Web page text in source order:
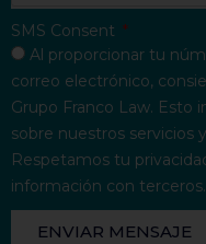
SMS Consent
Al proporcionar tu
correo electrónico,
Grupo Franco Law. Esto
sobre nuestros servicios
Respetamos tu
información con terceros.
ENVIAR MENSAJE